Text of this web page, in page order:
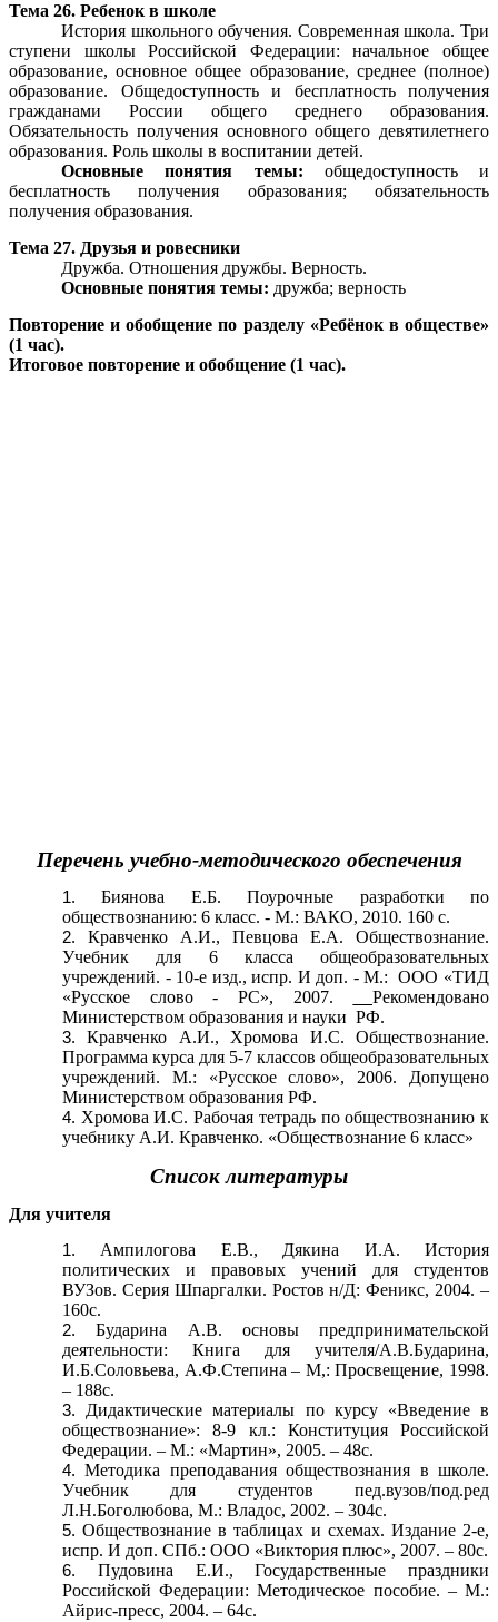
Тема 26. Ребенок в школе
История школьного обучения. Современная школа. Три
ступени школы Российской Федерации: начальное общее
образование, основное общее образование, среднее (полное)
образование. Общедоступность и бесплатность получения
гражданами России общего среднего образования.
Обязательность получения основного общего девятилетнего
образования. Роль школы в воспитании детей.
Основные понятия темы: общедоступность и
бесплатность получения образования; обязательность
получения образования.
Тема 27. Друзья и ровесники
Дружба. Отношения дружбы. Верность.
Основные понятия темы: дружба; верность
Повторение и обобщение по разделу «Ребёнок в обществе»
(1 час).
Итоговое повторение и обобщение (1 час).
Перечень учебно-методического обеспечения
Биянова Е.Б. Поурочные разработки по
обществознанию: 6 класс. - М.: ВАКО, 2010. 160 с.
Кравченко А.И., Певцова Е.А. Обществознание.
Учебник для 6 класса общеобразовательных
учреждений. - 10-е изд., испр. И доп. - М.: ООО «ТИД
«Русское слово - РС», 2007.
Рекомендовано
Министерством образования и науки РФ.
Кравченко А.И., Хромова И.С. Обществознание.
Программа курса для 5-7 классов общеобразовательных
учреждений. М.: «Русское слово», 2006. Допущено
Министерством образования РФ.
Хромова И.С. Рабочая тетрадь по обществознанию к
учебнику А.И. Кравченко. «Обществознание 6 класс»
Список литературы
Для учителя
Ампилогова Е.В., Дякина И.А. История
политических и правовых учений для студентов
ВУЗов. Серия Шпаргалки. Ростов н/Д: Феникс, 2004. –
160с.
Бударина А.В. основы предпринимательской
деятельности: Книга для учителя/А.В.Бударина,
И.Б.Соловьева, А.Ф.Степина – М,: Просвещение, 1998.
– 188с.
Дидактические материалы по курсу «Введение в
обществознание»: 8-9 кл.: Конституция Российской
Федерации. – М.: «Мартин», 2005. – 48с.
Методика преподавания обществознания в школе.
Учебник для студентов пед.вузов/под.ред
Л.Н.Боголюбова, М.: Владос, 2002. – 304с.
Обществознание в таблицах и схемах. Издание 2-е,
испр. И доп. СПб.: ООО «Виктория плюс», 2007. – 80с.
Пудовина Е.И., Государственные праздники
Российской Федерации: Методическое пособие. – М.:
Айрис-пресс, 2004. – 64с.